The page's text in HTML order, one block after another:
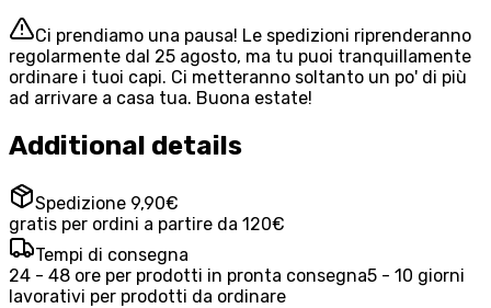
Ci prendiamo una pausa! Le spedizioni riprenderanno
regolarmente dal 25 agosto, ma tu puoi tranquillamente
ordinare i tuoi capi. Ci metteranno soltanto un po' di più
ad arrivare a casa tua. Buona estate!
Additional details
Spedizione 9,90€
gratis per ordini a partire da 120€
Tempi di consegna
24 - 48 ore per prodotti in pronta consegna5 - 10 giorni
lavorativi per prodotti da ordinare